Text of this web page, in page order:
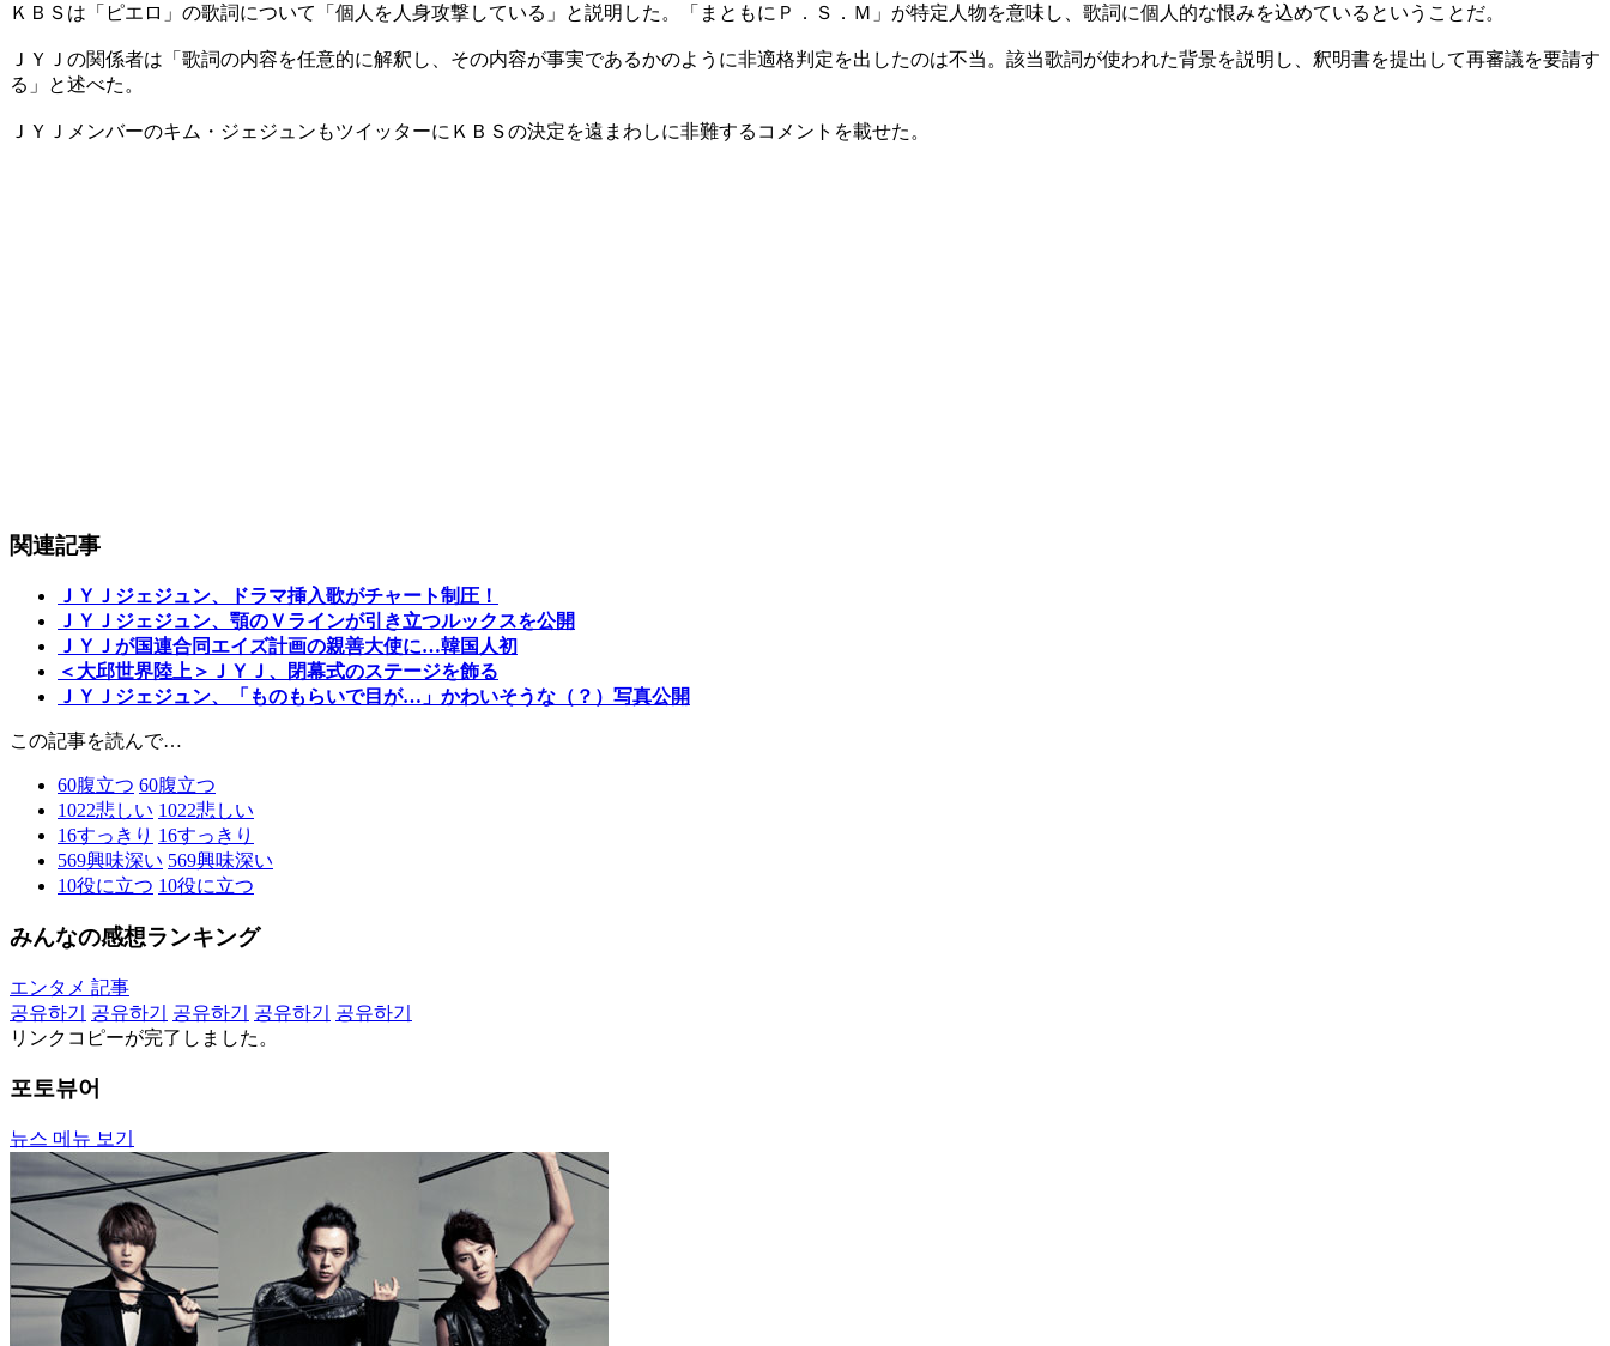
ＫＢＳは「ピエロ」の歌詞について「個人を人身攻撃している」と説明した。「まともにＰ．Ｓ．Ｍ」が特定人物を意味し、歌詞に個人的な恨みを込めているということだ。
ＪＹＪの関係者は「歌詞の内容を任意的に解釈し、その内容が事実であるかのように非適格判定を出したのは不当。該当歌詞が使われた背景を説明し、釈明書を提出して再審議を要請す
る」と述べた。
ＪＹＪメンバーのキム・ジェジュンもツイッターにＫＢＳの決定を遠まわしに非難するコメントを載せた。
関連記事
ＪＹＪジェジュン、ドラマ挿入歌がチャート制圧！
ＪＹＪジェジュン、顎のＶラインが引き立つルックスを公開
ＪＹＪが国連合同エイズ計画の親善大使に…韓国人初
＜大邱世界陸上＞ＪＹＪ、閉幕式のステージを飾る
ＪＹＪジェジュン、「ものもらいで目が…」かわいそうな（？）写真公開
この記事を読んで…
60腹立つ 60腹立つ
1022悲しい 1022悲しい
16すっきり 16すっきり
569興味深い 569興味深い
10役に立つ 10役に立つ
みんなの感想ランキング
エンタメ 記事
공유하기
공유하기 공유하기 공유하기
공유하기
リンクコピーが完了しました。
포토뷰어
뉴스 메뉴 보기